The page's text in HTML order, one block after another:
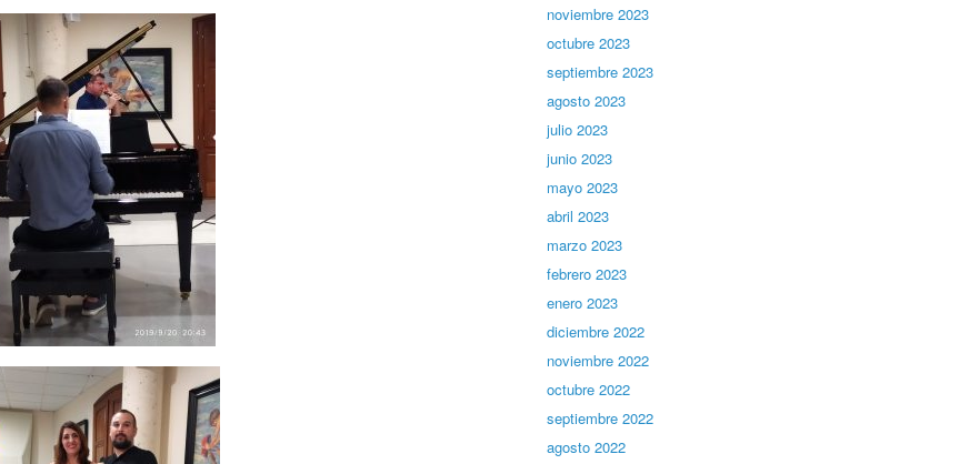
noviembre 2023
octubre 2023
septiembre 2023
agosto 2023
julio 2023
junio 2023
mayo 2023
abril 2023
marzo 2023
febrero 2023
enero 2023
diciembre 2022
noviembre 2022
octubre 2022
septiembre 2022
agosto 2022